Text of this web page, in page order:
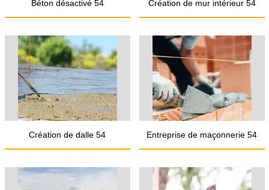
Béton désactivé 54 Création de mur intérieur 54
Création de dalle 54 Entreprise de maçonnerie 54